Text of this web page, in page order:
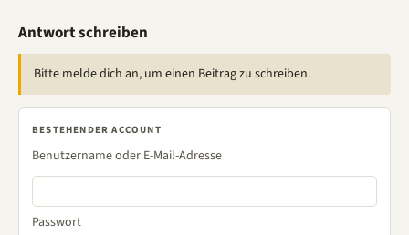
Antwort schreiben
Bitte melde dich an, um einen Beitrag zu schreiben.
BESTEHENDER ACCOUNT
Benutzername oder E-Mail-Adresse
Passwort